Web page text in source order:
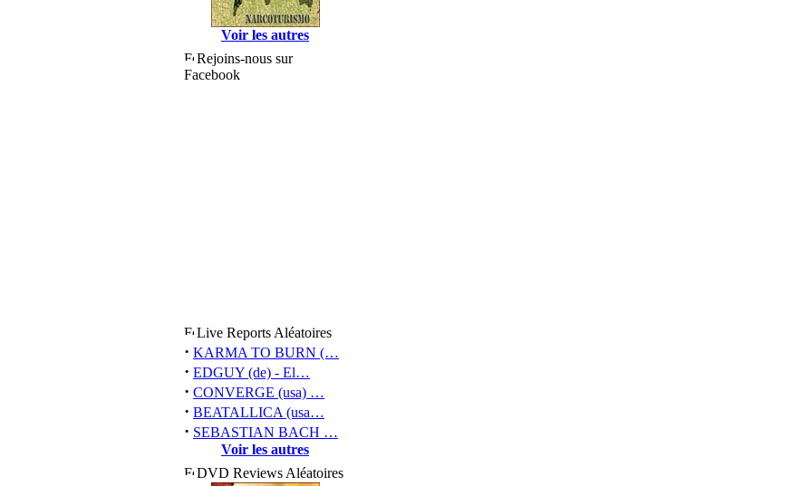
Voir les autres
Rejoins-nous sur
Facebook
Live Reports Aléatoires
· KARMA TO BURN (…
· EDGUY (de) - El…
· CONVERGE (usa) …
· BEATALLICA (usa…
· SEBASTIAN BACH …
Voir les autres
DVD Reviews Aléatoires